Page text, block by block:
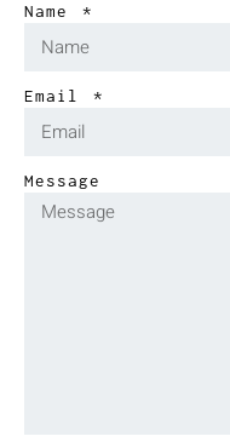
Name
Email
Message